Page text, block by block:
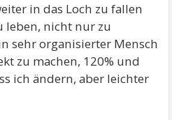
in das Loch zu fallen
leben, nicht nur zu
sehr organisierter Mensch
zu machen, 120% und
ich ändern, aber leichter